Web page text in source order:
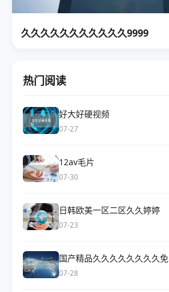
久久久久久久久久久久久9999
热门阅读
好大好硬视频
07-27
12av毛片
07-30
日韩欧美一区二区久久婷婷
07-23
国产精品久久久久久久久久免
07-28